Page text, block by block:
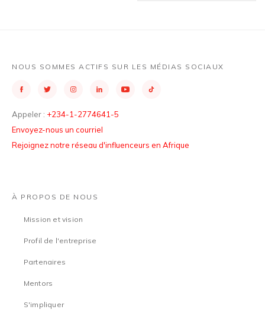
NOUS SOMMES ACTIFS SUR LES MÉDIAS SOCIAUX
Appeler : +234-1-2774641-5
Envoyez-nous un courriel
Rejoignez notre réseau d'influenceurs en Afrique
À PROPOS DE NOUS
Mission et vision
Profil de l'entreprise
Partenaires
Mentors
S'impliquer